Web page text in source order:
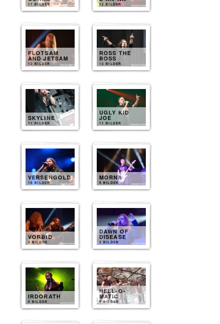
11 BILDER 12 BILDER
FLOTSAM
AND JETSAM
12 BILDER
ROSS THE
BOSS
12 BILDER
SKYLINE
11 BILDER
UGLY KID
JOE
11 BILDER
VERSENGOLD
10 BILDER
MORNA
9 BILDER
VORBID
9 BILDER
DAWN OF
DISEASE
9 BILDER
IRDORATH
9 BILDER
HELL-O-
MATIC
8 BILDER